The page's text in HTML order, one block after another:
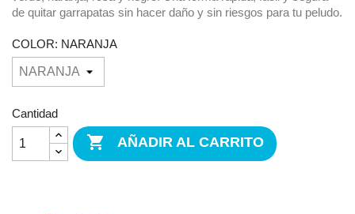
de quitar garrapatas sin hacer daño y sin riesgos para tu peludo.
COLOR: NARANJA
Cantidad
 AÑADIR AL CARRITO